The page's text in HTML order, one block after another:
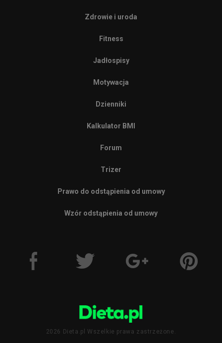
Zdrowie i uroda
Fitness
Jadłospisy
Motywacja
Dzienniki
Kalkulator BMI
Forum
Trizer
Prawo do odstąpienia od umowy
Wzór odstąpienia od umowy
2026 Dieta.pl Wszelkie prawa zastrzeżone.